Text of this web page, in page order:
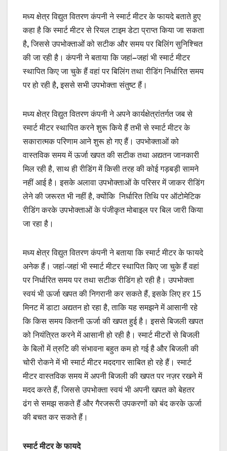
मध्य क्षेत्र विद्युत वितरण कंपनी ने स्मार्ट मीटर के फायदे बताते हुए
कहा है कि स्मार्ट मीटर से रियल टाइम डेटा प्राप्त किया जा सकता
है,जिससे उपभोक्ताओं को सटीक और समय पर बिलिंग सुनिश्चित
की जा रही है। कंपनी ने बताया कि जहां–जहां भी स्मार्ट मीटर
स्थापित किए जा चुके हैं वहां पर बिलिंग तथा रीडिंग निर्धारित समय
पर हो रही है,इससे सभी उपभोक्ता संतुष्ट हैं।
मध्य क्षेत्र विद्युत वितरण कंपनी ने अपने कार्यक्षेत्रांतर्गत जब से
स्मार्ट मीटर स्थापित करने शुरू किये हैं तभी से स्मार्ट मीटर के
सकारात्मक परिणाम आने शुरू हो गए हैं। उपभोक्ताओं को
वास्तविक समय में ऊर्जा खपत की सटीक तथा अद्यतन जानकारी
मिल रही है, साथ ही रीडिंग में किसी तरह की कोई गड़बड़ी सामने
नहीं आई है। इसके अलावा उपभोक्ताओं के परिसर में जाकर रीडिंग
लेने की जरूरत भी नहीं है, क्योंकि निर्धारित तिथि पर ऑटोमेटिक
रीडिंग करके उपभोक्ताओं के पंजीकृत मोबाइल पर बिल जारी किया
जा रहा है।
मध्य क्षेत्र विद्युत वितरण कंपनी ने बताया कि स्मार्ट मीटर के फायदे
अनेक हैं। जहां-जहां भी स्मार्ट मीटर स्थापित किए जा चुके हैं वहां
पर निर्धारित समय पर तथा सटीक रीडिंग हो रही है। उपभोक्ता
स्वयं भी ऊर्जा खपत की निगरानी कर सकते हैं, इसके लिए हर 15
मिनट में डाटा अद्यतन हो रहा है, ताकि यह समझने में आसानी रहे
कि किस समय कितनी ऊर्जा की खपत हुई है। इससे बिजली खपत
को नियंत्रित करने में आसानी हो रही है। स्मार्ट मीटरों से बिजली
के बिलों में त्रुटि की संभावना बहुत कम हो गई है और बिजली की
चोरी रोकने में भी स्मार्ट मीटर मददगार साबित हो रहे हैं। स्मार्ट
मीटर वास्तविक समय में अपनी बिजली की खपत पर नज़र रखने में
मदद करते हैं, जिससे उपभोक्ता स्वयं भी अपनी खपत को बेहतर
ढंग से समझ सकते हैं और गैरजरूरी उपकरणों को बंद करके ऊर्जा
की बचत कर सकते हैं।
स्मार्ट मीटर के फायदे